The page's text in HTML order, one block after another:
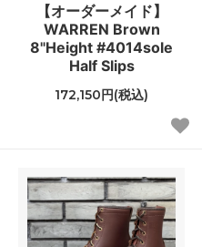
【オーダーメイド】
WARREN Brown
8"Height #4014sole
Half Slips
172,150円(税込)